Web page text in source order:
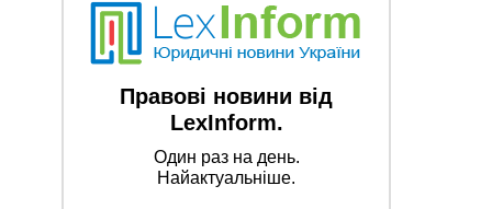
Правові новини від
LexInform.
Один раз на день.
Найактуальніше.